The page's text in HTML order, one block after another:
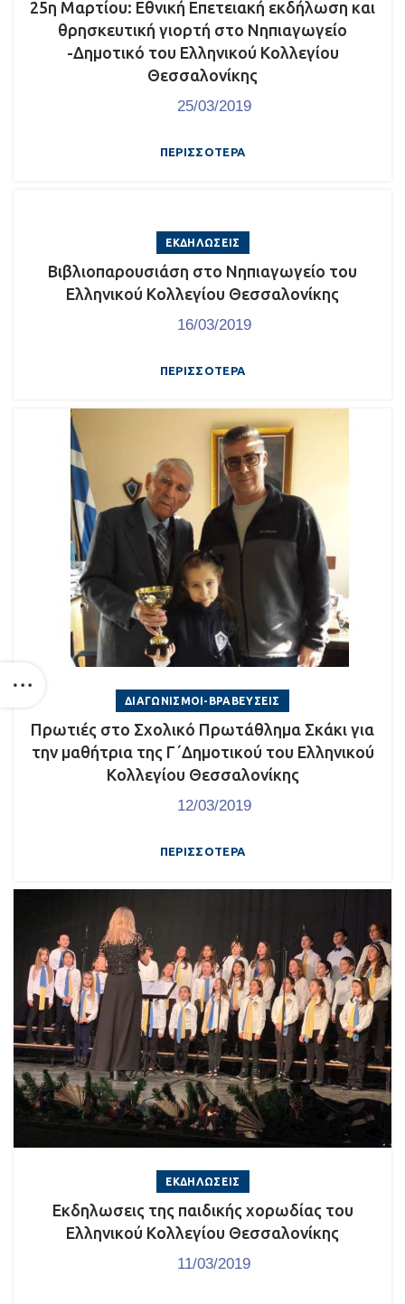
25η Μαρτίου: Εθνική Επετειακή εκδήλωση και
θρησκευτική γιορτή στο Νηπιαγωγείο
-Δημοτικό του Ελληνικού Κολλεγίου
Θεσσαλονίκης
25/03/2019
ΠΕΡΙΣΣΌΤΕΡΑ
ΕΚΔΗΛΏΣΕΙΣ
Βιβλιοπαρουσιάση στο Νηπιαγωγείο του
Ελληνικού Κολλεγίου Θεσσαλονίκης
16/03/2019
ΠΕΡΙΣΣΌΤΕΡΑ
ΔΙΑΓΩΝΙΣΜΟΊ-ΒΡΑΒΕΎΣΕΙΣ
Πρωτιές στο Σχολικό Πρωτάθλημα Σκάκι για
την μαθήτρια της Γ΄Δημοτικού του Ελληνικού
Κολλεγίου Θεσσαλονίκης
12/03/2019
ΠΕΡΙΣΣΌΤΕΡΑ
ΕΚΔΗΛΏΣΕΙΣ
Εκδηλωσεις της παιδικής χορωδίας του
Ελληνικού Κολλεγίου Θεσσαλονίκης
11/03/2019